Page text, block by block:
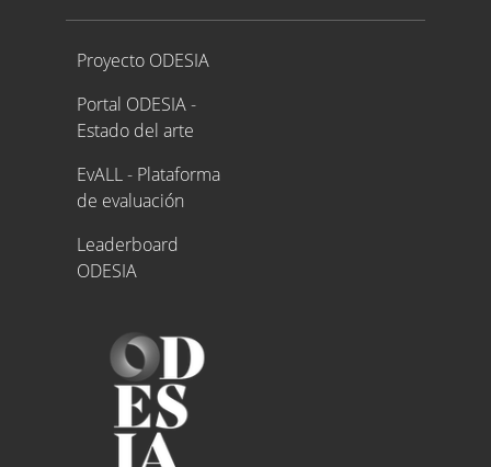
Proyecto ODESIA
Proyecto ODESIA
Portal ODESIA -
Estado del arte
EvALL - Plataforma
de evaluación
Leaderboard
ODESIA